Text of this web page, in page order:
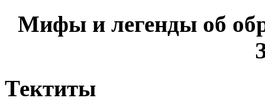
Мифы и легенды об
Тектиты